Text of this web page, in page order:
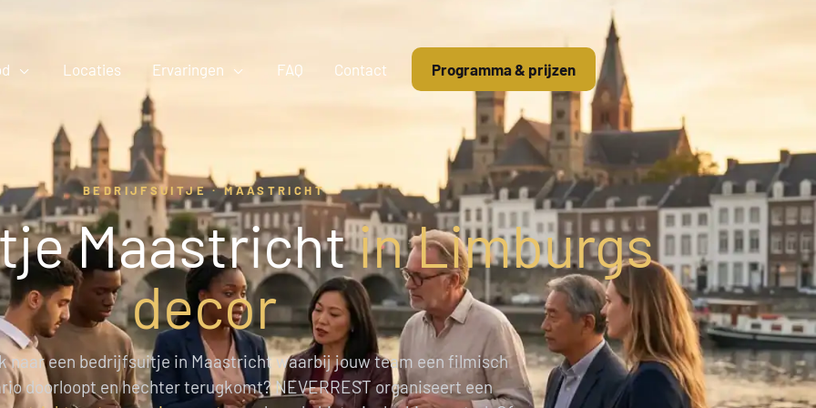
Locaties Ervaringen FAQ Contact Programma & prijzen
BEDRIJFSUITJE · MAASTRICHT
Maastrichtin Limburgs
decor
naar een bedrijfsuitje in Maastricht waarbij jouw team een filmisch
doorloopt en hechter terugkomt? NEVERREST organiseert een